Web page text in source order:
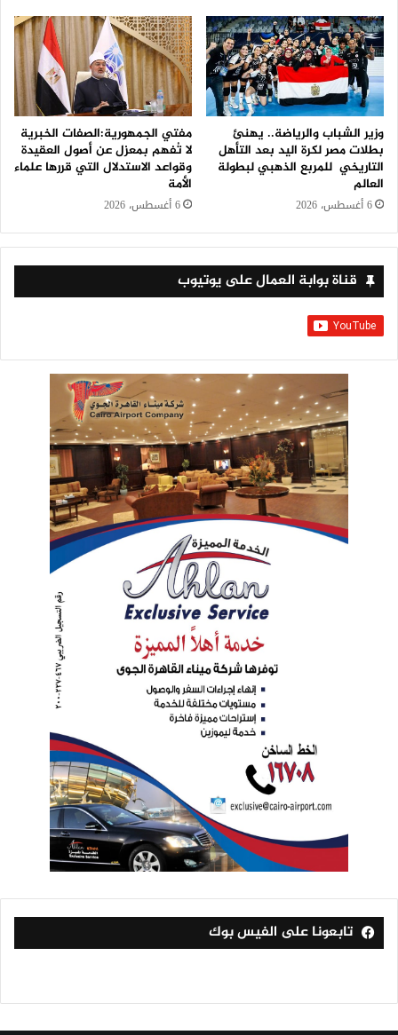
وزير الشباب والرياضة.. يهنئ
بطلات مصر لكرة اليد بعد التأهل
التاريخي للمربع الذهبي لبطولة
العالم
6 أغسطس، 2026
مفتي الجمهورية:الصفات الخبرية
لا تُفهم بمعزل عن أصول العقيدة
وقواعد الاستدلال التي قررها علماء
الأمة
6 أغسطس، 2026
قناة بوابة العمال على يوتيوب
تابعونا على الفيس بوك